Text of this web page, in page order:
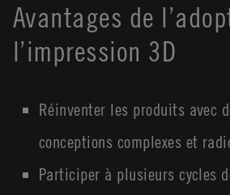
Avantages de
l’impression 3D
Réinventer les produits avec
conceptions complexes et
Participer à plusieurs cycles